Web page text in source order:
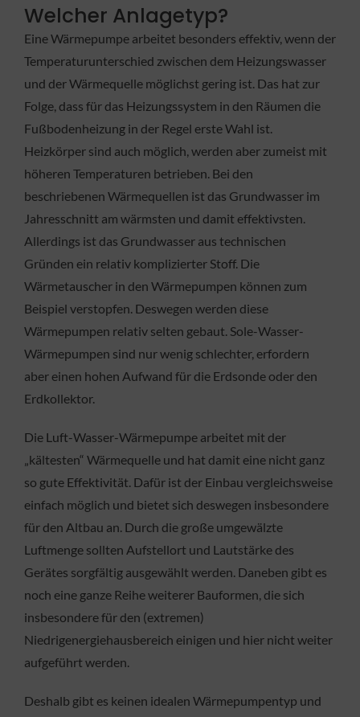
Welcher Anlagetyp?
Eine Wärmepumpe arbeitet besonders effektiv, wenn der
Temperaturunterschied zwischen dem Heizungswasser
und der Wärmequelle möglichst gering ist. Das hat zur
Folge, dass für das Heizungssystem in den Räumen die
Fußbodenheizung in der Regel erste Wahl ist.
Heizkörper sind auch möglich, werden aber zumeist mit
höheren Temperaturen betrieben. Bei den
beschriebenen Wärmequellen ist das Grundwasser im
Jahresschnitt am wärmsten und damit effektivsten.
Allerdings ist das Grundwasser aus technischen
Gründen ein relativ komplizierter Stoff. Die
Wärmetauscher in den Wärmepumpen können zum
Beispiel verstopfen. Deswegen werden diese
Wärmepumpen relativ selten gebaut. Sole-Wasser-
Wärmepumpen sind nur wenig schlechter, erfordern
aber einen hohen Aufwand für die Erdsonde oder den
Erdkollektor.
Die Luft-Wasser-Wärmepumpe arbeitet mit der
„kältesten“ Wärmequelle und hat damit eine nicht ganz
so gute Effektivität. Dafür ist der Einbau vergleichsweise
einfach möglich und bietet sich deswegen insbesondere
für den Altbau an. Durch die große umgewälzte
Luftmenge sollten Aufstellort und Lautstärke des
Gerätes sorgfältig ausgewählt werden. Daneben gibt es
noch eine ganze Reihe weiterer Bauformen, die sich
insbesondere für den (extremen)
Niedrigenergiehausbereich einigen und hier nicht weiter
aufgeführt werden.
Deshalb gibt es keinen idealen Wärmepumpentyp und